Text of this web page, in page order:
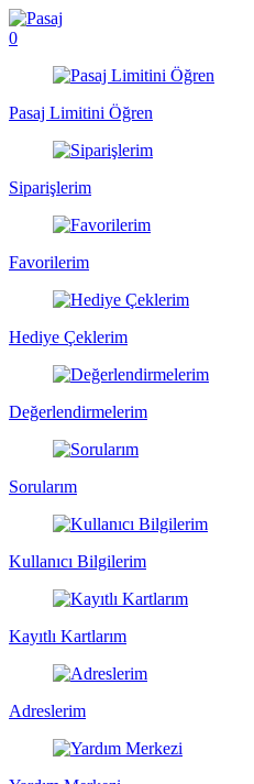
0
Pasaj Limitini Öğren
Siparişlerim
Favorilerim
Hediye Çeklerim
Değerlendirmelerim
Sorularım
Kullanıcı Bilgilerim
Kayıtlı Kartlarım
Adreslerim